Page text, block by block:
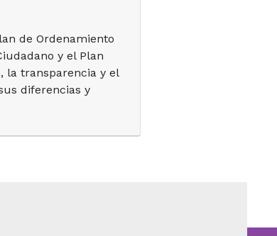
de Ordenamiento
y el Plan
la transparencia y el
diferencias y